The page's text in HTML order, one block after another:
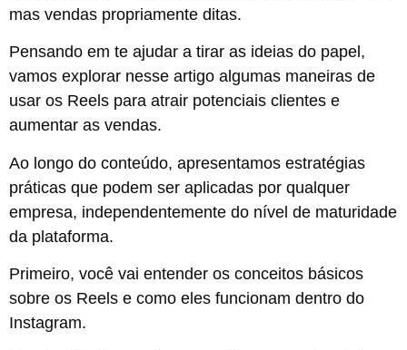
mas vendas propriamente ditas.
Pensando em te ajudar a tirar as ideias do papel,
vamos explorar nesse artigo algumas maneiras de
usar os Reels para atrair potenciais clientes e
aumentar as vendas.
Ao longo do conteúdo, apresentamos estratégias
práticas que podem ser aplicadas por qualquer
empresa, independentemente do nível de maturidade
da plataforma.
Primeiro, você vai entender os conceitos básicos
sobre os Reels e como eles funcionam dentro do
Instagram.